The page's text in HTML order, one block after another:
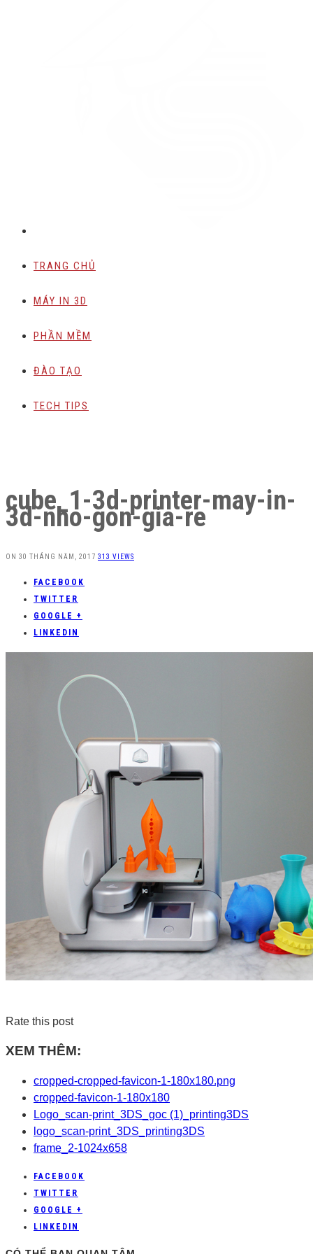
TRANG CHỦ
MÁY IN 3D
PHẦN MỀM
ĐÀO TẠO
TECH TIPS
cube_1-3d-printer-may-in-
3d-nho-gon-gia-re
ON 30 THÁNG NĂM, 2017 313 VIEWS
FACEBOOK
TWITTER
GOOGLE +
LINKEDIN
Rate this post
XEM THÊM:
cropped-cropped-favicon-1-180x180.png
cropped-favicon-1-180x180
Logo_scan-print_3DS_goc (1)_printing3DS
logo_scan-print_3DS_printing3DS
frame_2-1024x658
FACEBOOK
TWITTER
GOOGLE +
LINKEDIN